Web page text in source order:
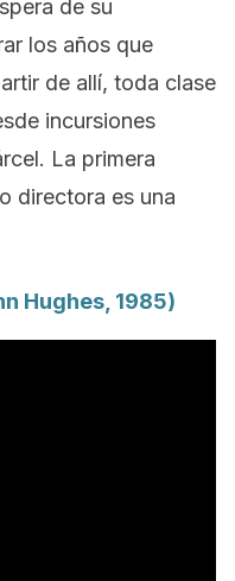
de su
los años que
de allí, toda clase
incursiones
La primera
directora es una
Hughes, 1985)